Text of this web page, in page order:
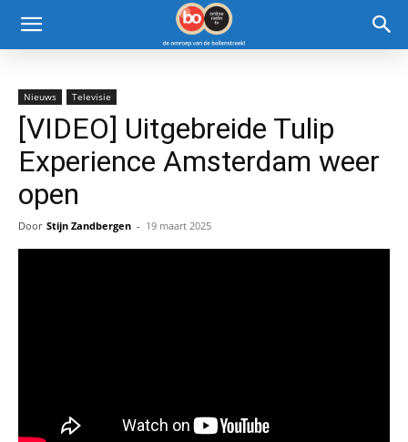
Nieuws Televisie
[VIDEO] Uitgebreide Tulip
Experience Amsterdam weer
open
Door Stijn Zandbergen - 19 maart 2025